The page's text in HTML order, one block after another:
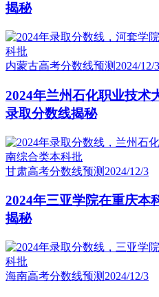
揭秘
内蒙古高考分数线预测 2024/12/3
2024年兰州石化职业技术
录取分数线揭秘
甘肃高考分数线预测 2024/12/3
2024年三亚学院在重庆本
揭秘
海南高考分数线预测 2024/12/3